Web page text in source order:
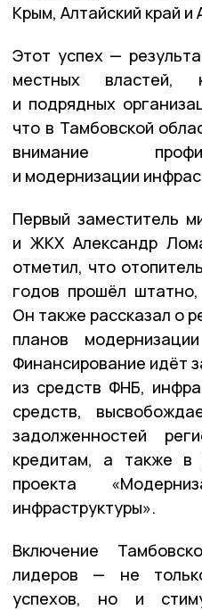
Крым, Алтайский край и
Этот успех —
местных властей,
и подрядных
что в Тамбовской
внимание
и модернизации
Первый заместитель
и ЖКХ Александр
отметил, что
годов прошёл
Он также рассказал о
планов
Финансирование идёт
из средств ФНБ,
средств,
задолженностей
кредитам, а также в
проекта
инфраструктуры».
Включение
лидеров — не
успехов, но и